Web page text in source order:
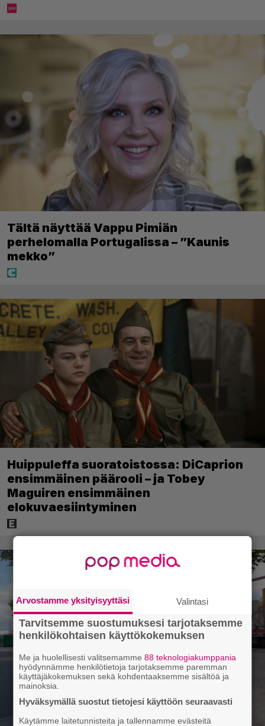
Tältä näyttää Vappu Pimiän
perhelomalla Portugalissa – ”Kaunis
mekko”
Huippuleffa suoratoistossa: DiCaprion
ensimmäinen päärooli – ja Tobey
Maguiren ensimmäinen
elokuvaesiintyminen
Arvostamme yksityisyyttäsi Valintasi
Tarvitsemme suostumuksesi tarjotaksemme
henkilökohtaisen käyttökokemuksen
Me ja huolellisesti valitsemamme88 teknologiakumppania
hyödynnämme henkilötietoja tarjotaksemme paremman
käyttäjäkokemuksen sekä kohdentaaksemme sisältöä ja
mainoksia.
Hyväksymällä suostut tietojesi käyttöön seuraavasti
Käytämme laitetunnisteita ja tallennamme evästeitä